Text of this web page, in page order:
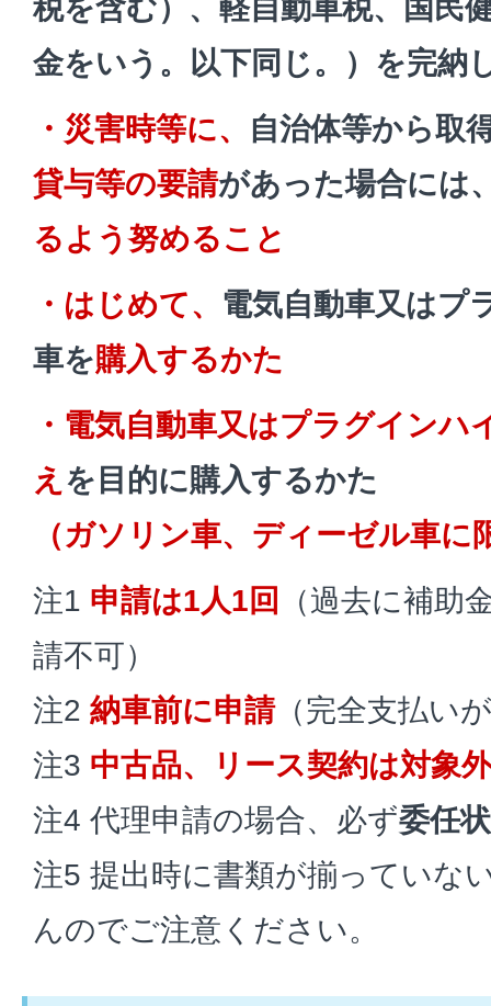
税を含む）、軽自動車税、国民
金をいう。以下同じ。）を完納
・災害時等に、
自治体等から取
貸与等の要請があった場合には
るよう努めること
・はじめて、 電気自動車又はプ
車を購入するかた
・電気自動車又はプラグインハ
え を目的に購入するかた
（ガソリン車、ディーゼル車に
注1 申請は1人1回
（過去に補助
請不可）
注2 納車前に申請（完全支払い
注3 中古品、リース契約は対象外
注4 代理申請の場合、必ず委任状
注5 提出時に書類が揃っていな
んのでご注意ください。